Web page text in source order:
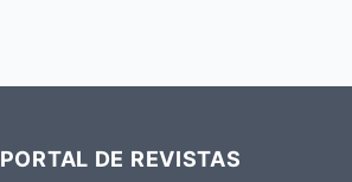
PORTAL DE REVISTAS